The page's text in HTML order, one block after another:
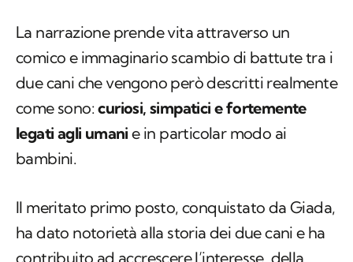
La narrazione prende vita attraverso un
comico e immaginario scambio di battute tra i
due cani che vengono però descritti realmente
come sono:curiosi, simpatici e fortemente
legati agli umani e in particolar modo ai
bambini.
Il meritato primo posto, conquistato da Giada,
ha dato notorietà alla storia dei due cani e ha
contribuito ad accrescere l’interesse della